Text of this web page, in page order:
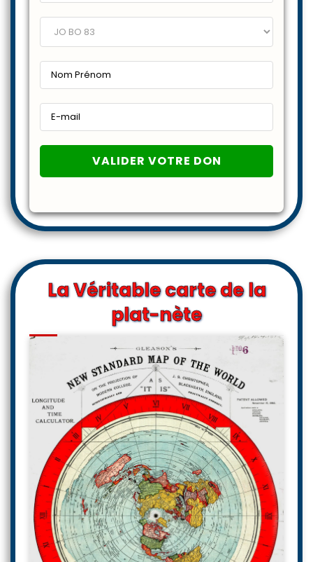
La Véritable carte de la
plat-nète